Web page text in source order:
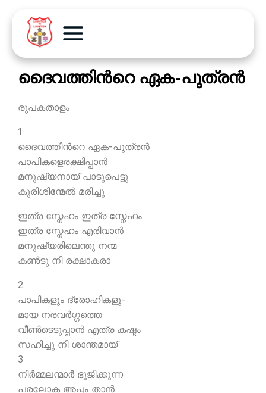
ദൈവത്തിന്‍റെ ഏക-പുത്രന്‍
രുപകതാളം
1
ദൈവത്തിന്‍റെ ഏക-പുത്രന്‍
പാപികളെരക്ഷിപ്പാന്‍
മനുഷ്യനായ് പാടുപെട്ടു
കുരിശിന്മേല്‍ മരിച്ചു
ഇത്ര സ്നേഹം ഇത്ര സ്നേഹം
ഇത്ര സ്നേഹം എരിവാന്‍
മനുഷ്യരിലെന്തു നന്മ
കണ്‍ടു നീ രക്ഷാകരാ
2
പാപികളും ദ്രോഹികളു-
മായ നരവര്‍ഗ്ഗത്തെ
വീണ്‍ടെടുപ്പാന്‍ എത്ര കഷ്ടം
സഹിച്ചു നീ ശാന്തമായ്
3
നിര്‍മ്മലന്മാര്‍ ഭുജിക്കുന്ന
പരലോക അപ്പം താന്‍